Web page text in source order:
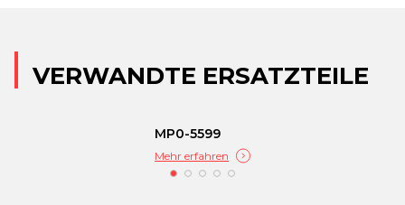
VERWANDTE ERSATZTEILE
MP0-5599
Mehr erfahren